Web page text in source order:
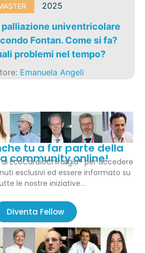
2025
palliazione univentricolare
Fontan. Come si fa?
problemi nel tempo?
Emanuela Angeli
tu a far parte della
community online!
EcoCardioChirurgia® per accedere
esclusivi ed essere informato su
le nostre iniziative…
Diventa Fellow